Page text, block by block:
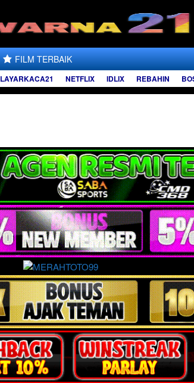
FILM TERBAIK
LAYARKACA21 NETFLIX IDLIX REBAHIN